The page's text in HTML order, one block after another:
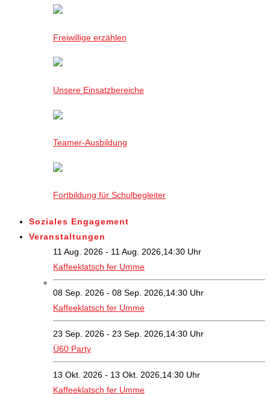
Freiwillige erzählen
Unsere Einsatzbereiche
Teamer-Ausbildung
Fortbildung für Schulbegleiter
Soziales Engagement
Veranstaltungen
11 Aug. 2026 - 11 Aug. 2026,14:30 Uhr
Kaffeeklatsch fer Umme
08 Sep. 2026 - 08 Sep. 2026,14:30 Uhr
Kaffeeklatsch fer Umme
23 Sep. 2026 - 23 Sep. 2026,14:30 Uhr
Ü60 Party
13 Okt. 2026 - 13 Okt. 2026,14:30 Uhr
Kaffeeklatsch fer Umme